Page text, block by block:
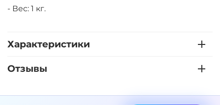
- Вес: 1 кг.
Характеристики
Отзывы